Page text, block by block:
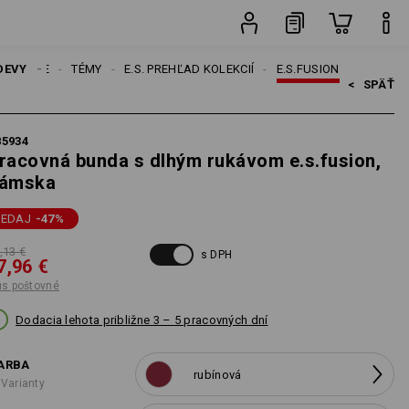
E.S.FUSION
E.S. PREHĽAD KOLEKCIÍ
TÉMY
DÁMSKE
< SPÄŤ
bunda s dlhým rukávom e.s.fusion,
-47%
€
€
poštovné
s DPH
Dodacia lehota približne 3 – 5 pracovných dní
rubínová